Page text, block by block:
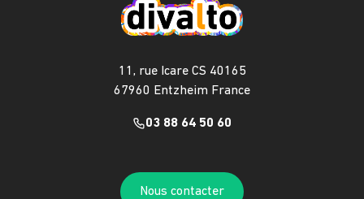
11, rue Icare CS 40165
67960 Entzheim France
03 88 64 50 60
Nous contacter